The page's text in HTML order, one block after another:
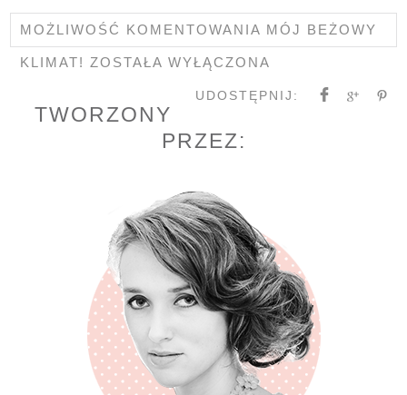
MOŻLIWOŚĆ KOMENTOWANIA MÓJ BEŻOWY
KLIMAT! ZOSTAŁA WYŁĄCZONA
UDOSTĘPNIJ:
TWORZONY
PRZEZ: